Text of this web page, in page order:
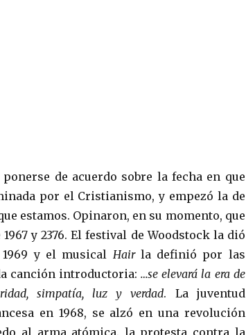
de acuerdo sobre la fecha en que
por el Cristianismo, y empezó la de
estamos. Opinaron, en su momento, que
y 2376. El festival de Woodstock la dió
y el musical
Hair la definió por las
canción introductoria: …se elevará la era de
simpatía, luz y verdad. La juventud
en 1968, se alzó en una revolución
al arma atómica, la protesta contra la